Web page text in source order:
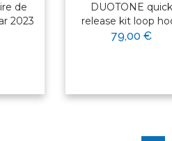
de
2023
DUOTONE quick
release kit loop
79,00 €